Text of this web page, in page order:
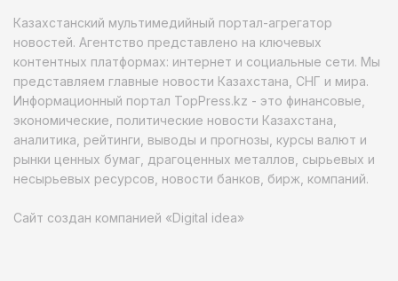
Казахстанский мультимедийный портал-агрегатор
новостей. Агентство представлено на ключевых
контентных платформах: интернет и социальные сети. Мы
представляем главные новости Казахстана, СНГ и мира.
Информационный портал TopPress.kz - это финансовые,
экономические, политические новости Казахстана,
аналитика, рейтинги, выводы и прогнозы, курсы валют и
рынки ценных бумаг, драгоценных металлов, сырьевых и
несырьевых ресурсов, новости банков, бирж, компаний.
Сайт создан компанией «Digital idea»